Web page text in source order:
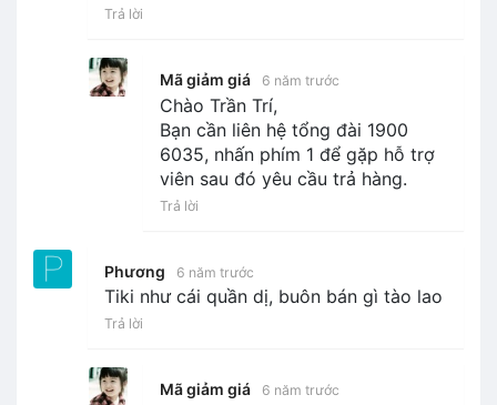
Trả lời
Mã giảm giá 6 năm trước
Chào Trần Trí,
Bạn cần liên hệ tổng đài 1900
6035, nhấn phím 1 để gặp hỗ trợ
viên sau đó yêu cầu trả hàng.
Trả lời
Phương 6 năm trước
Tiki như cái quần dị, buôn bán gì tào lao
Trả lời
Mã giảm giá 6 năm trước